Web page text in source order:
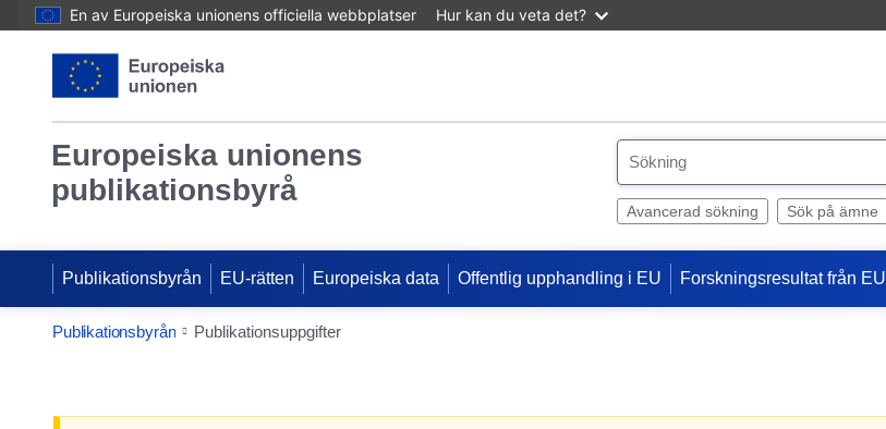
En av Europeiska unionens officiella webbplatser Hur kan du veta det?
Europeiska unionens
publikationsbyrå
e
Avancerad sökning Sök på ämne
Publikationsbyrån EU-rätten Europeiska data Offentlig upphandling i EU Forskningsresultat från EU
Publikationsbyrån Publikationsuppgifter